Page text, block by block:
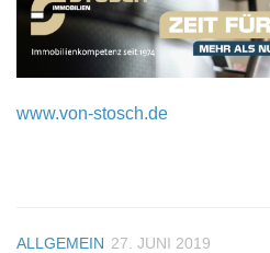
www.von-stosch.de
ALLGEMEIN 27. JUNI 2019